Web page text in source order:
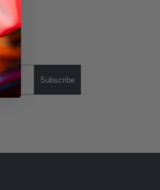
Subscribe